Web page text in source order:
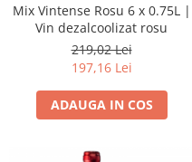
Mix Vintense Rosu 6 x 0.75L |
Vin dezalcoolizat rosu
219,02 Lei
197,16 Lei
ADAUGA IN COS